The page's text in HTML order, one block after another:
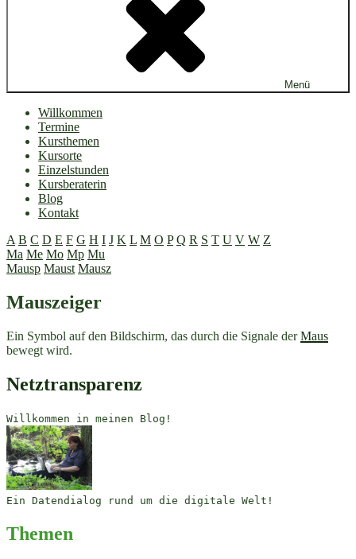
Menü
Willkommen
Termine
Kursthemen
Kursorte
Einzelstunden
Kursberaterin
Blog
Kontakt
A B C D E F G H I J K L M O P Q R S T U V W Z
Ma Me Mo Mp Mu
Mausp Maust Mausz
Mauszeiger
Ein Symbol auf den Bildschirm, das durch die Signale derMaus
bewegt wird.
Netztransparenz
Willkommen in meinen Blog!
Ein Datendialog rund um die digitale Welt!
Themen